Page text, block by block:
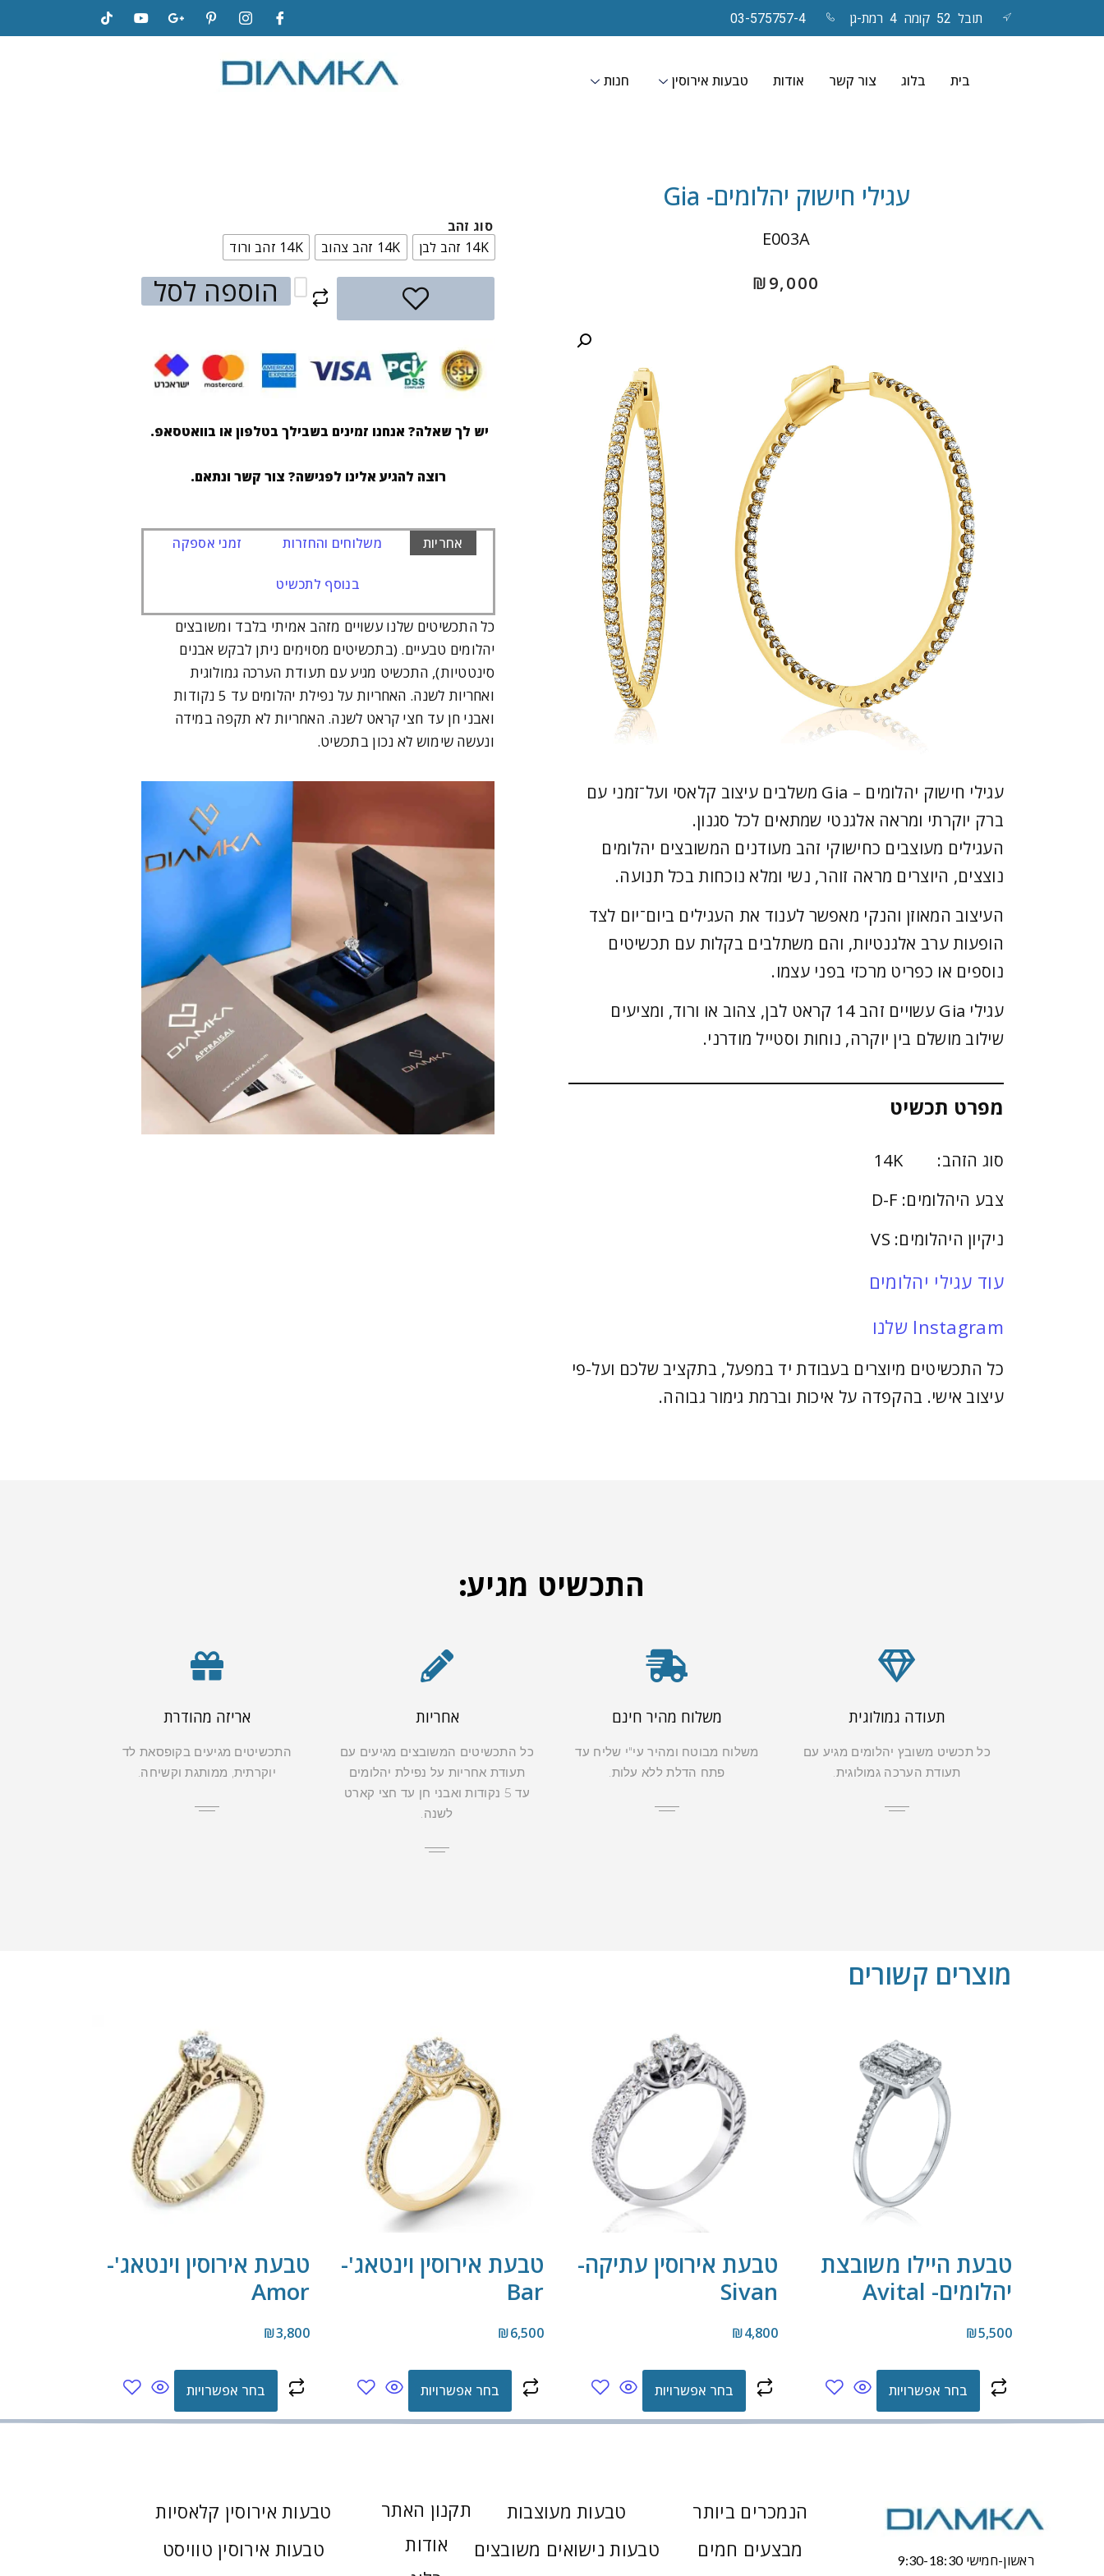
תובל 52 קומה 4 רמת-גן 03-575757-4
בית בלוג צור קשר אודות טבעות אירוסין חנות
עגילי חישוק יהלומים- Gia
E003A
₪9,000
עגילי חישוק יהלומים – Gia משלבים עיצוב קלאסי ועל־זמני עם
ברק יוקרתי ומראה אלגנטי שמתאים לכל סגנון.
העגילים מעוצבים כחישוקי זהב מעודנים המשובצים יהלומים
נוצצים, היוצרים מראה זוהר, נשי ומלא נוכחות בכל תנועה.
העיצוב המאוזן והנקי מאפשר לענוד את העגילים ביום־יום לצד
הופעות ערב אלגנטיות, והם משתלבים בקלות עם תכשיטים
נוספים או כפריט מרכזי בפני עצמו.
עגילי Gia עשויים זהב 14 קראט לבן, צהוב או ורוד, ומציעים
שילוב מושלם בין יוקרה, נוחות וסטייל מודרני.
מפרט תכשיט
סוג הזהב: 14K
צבע היהלומים: D-F
ניקיון היהלומים: VS
עוד עגילי יהלומים
Instagram שלנו
כל התכשיטים מיוצרים בעבודת יד במפעל, בתקציב שלכם ועל-פי
עיצוב אישי. בהקפדה על איכות וברמת גימור גבוהה.
סוג זהב
14K זהב לבן
14K זהב צהוב 14K זהב ורוד
הוספה לסל
יש לך שאלה? אנחנו זמינים בשבילך בטלפון או בוואטסאפ.
רוצה להגיע אלינו לפגישה? צור קשר ונתאם.
אחריות משלוחים והחזרות זמני אספקה
בנוסף לתכשיט
כל התכשיטים שלנו עשויים מזהב אמיתי בלבד ומשובצים
יהלומים טבעיים. (בתכשיטים מסוימים ניתן לבקש אבנים
סינטטיות), התכשיט מגיע עם תעודת הערכה גמולוגית
ואחריות לשנה. האחריות על נפילת יהלומים עד 5 נקודות
ואבני חן עד חצי קראט לשנה. האחריות לא תקפה במידה
ונעשה שימוש לא נכון בתכשיט.
התכשיט מגיע:
תעודה גמולוגית
כל תכשיט משובץ יהלומים מגיע עם
תעודת הערכה גמולוגית.
משלוח מהיר חינם
משלוח מבוטח ומהיר עי"י שליח עד
פתח הדלת ללא עלות.
אחריות
כל התכשיטים המשובצים מגיעים עם
תעודת אחריות על נפילת יהלומים
עד 5 נקודות ואבני חן עד חצי קארט
לשנה.
אריזה מהודרת
התכשיטים מגיעים בקופסאת לד
יוקרתית, ממותגת וקשיחה.
מוצרים קשורים
טבעת היילו משובצת
יהלומים- Avital
₪5,500
בחר אפשרויות
טבעת אירוסין עתיקה-
Sivan
₪4,800
בחר אפשרויות
טבעת אירוסין וינטאג'-
Bar
₪6,500
בחר אפשרויות
טבעת אירוסין וינטאג'-
Amor
₪3,800
בחר אפשרויות
ראשון-חמישי 9:30-18:30
הנמכרים ביותר
מבצעים חמים
טבעות מעוצבות
טבעות נישואים משובצים
תקנון האתר
אודות
טבעות אירוסין קלאסיות
טבעות אירוסין טוויסט